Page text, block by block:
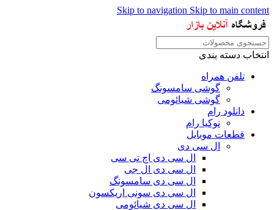
Skip to navigation Skip to main content
انتخاب دسته بندی
تلفن همراه
گوشی سامسونگ
گوشی شیائومی
دانلود رام
نوکیا رام
قطعات موبایل
ال سی دی
ال سی دی اچ تی سی
ال سی دی ال جی
ال سی دی سامسونگ
ال سی دی سونی اریکسون
ال سی دی شیائومی